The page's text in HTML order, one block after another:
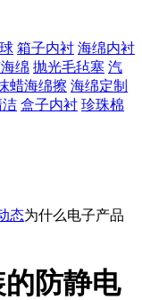
箱子内衬 海绵内衬
绵 抛光毛毡塞 汽
蜡海绵擦 海绵定制
洁 盒子内衬 珍珠棉
态为什么电子产品
防静电